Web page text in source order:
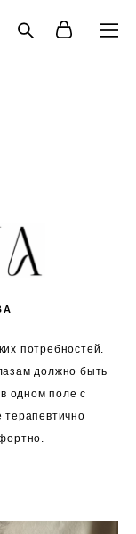
потребностей.
должно быть
одном поле с